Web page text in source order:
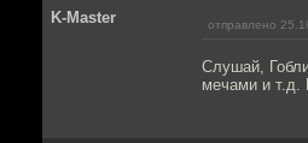
K-Master отправлено
Слушай,
мечами и т.д.